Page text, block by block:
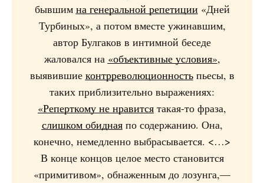
бывшим на генеральной репетиции «Дней
Турбиных», а потом вместе ужинавшим,
автор Булгаков в интимной беседе
жаловался на «объективные условия»,
выявившие контрреволюционностьпьесы, в
таких приблизительно выражениях:
«Реперткому не нравится такая-то фраза,
слишком обиднаяпо содержанию. Она,
конечно, немедленно выбрасывается. <…>
В конце концов целое место становится
«примитивом», обнаженным до лозунга,—